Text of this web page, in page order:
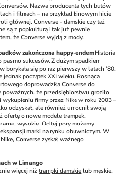
Nazwa producenta tych butów
i filmach – na przykład kinowym hicie
głównej. Converse - damskie czy też
są z popkulturą i tak już pewnie
że Converse wyjdą z mody.
zakończona happy-endemHistoria
pasmo sukcesów. Z dużym spadkiem
borykała się po raz pierwszy w latach ’80.
jednak początek XXI wieku. Rosnąca
doprowadziła Converse do
że przedsiębiorstwu groziło
wykupieniu firmy przez Nike w roku 2003 –
odzyskał, ale również umocnił swoją
ofertę o nowe modele trampek.
wysokie. Od tej pory możemy
marki na rynku obuwniczym. W
Converse zyskał ważnego
w Limango
więcej niż trampki damskie lub męskie.